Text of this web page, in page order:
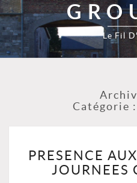
Le Fil
Catégorie :
PRESENCE
JOURNEES